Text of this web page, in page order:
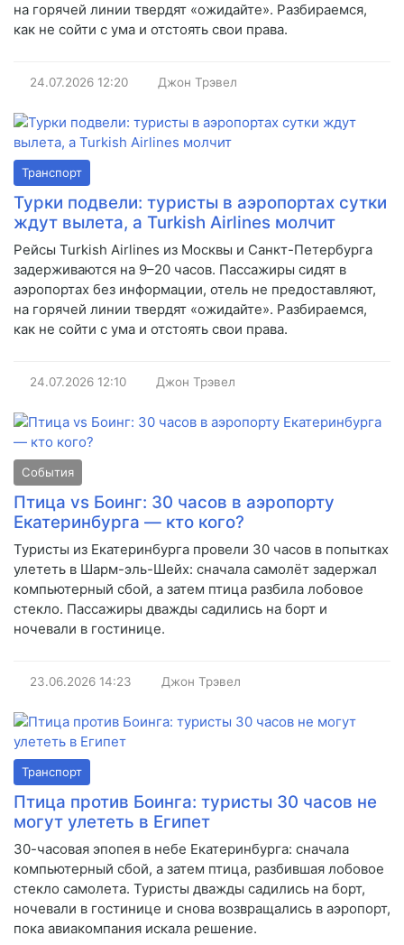
на горячей линии твердят «ожидайте». Разбираемся,
как не сойти с ума и отстоять свои права.
24.07.2026 12:20 Джон Трэвел
Транспорт
Турки подвели: туристы в аэропортах сутки
ждут вылета, а Turkish Airlines молчит
Рейсы Turkish Airlines из Москвы и Санкт-Петербурга
задерживаются на 9–20 часов. Пассажиры сидят в
аэропортах без информации, отель не предоставляют,
на горячей линии твердят «ожидайте». Разбираемся,
как не сойти с ума и отстоять свои права.
24.07.2026 12:10 Джон Трэвел
События
Птица vs Боинг: 30 часов в аэропорту
Екатеринбурга — кто кого?
Туристы из Екатеринбурга провели 30 часов в попытках
улететь в Шарм-эль-Шейх: сначала самолёт задержал
компьютерный сбой, а затем птица разбила лобовое
стекло. Пассажиры дважды садились на борт и
ночевали в гостинице.
23.06.2026 14:23 Джон Трэвел
Транспорт
Птица против Боинга: туристы 30 часов не
могут улететь в Египет
30-часовая эпопея в небе Екатеринбурга: сначала
компьютерный сбой, а затем птица, разбившая лобовое
стекло самолета. Туристы дважды садились на борт,
ночевали в гостинице и снова возвращались в аэропорт,
пока авиакомпания искала решение.